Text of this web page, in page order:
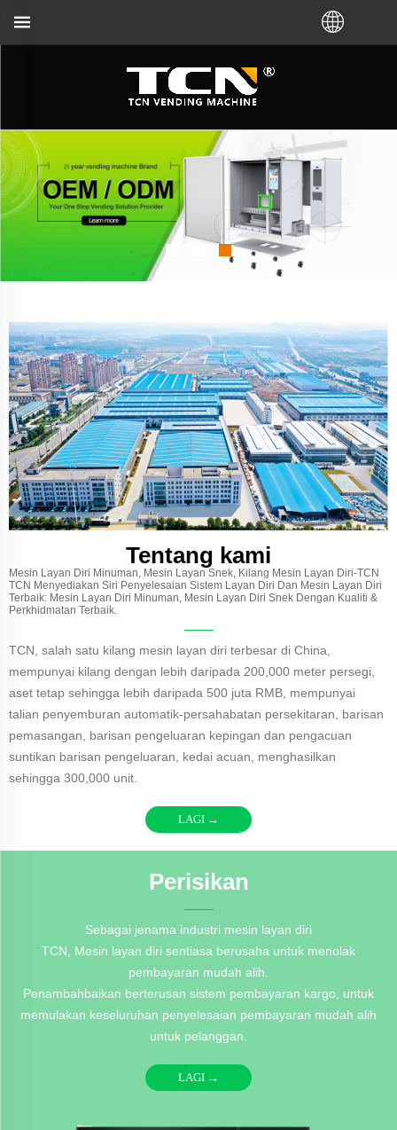
Tentang kami
Mesin Layan Diri Minuman, Mesin Layan Snek, Kilang Mesin Layan Diri-TCN
TCN Menyediakan Siri Penyelesaian Sistem Layan Diri Dan Mesin Layan Diri
Terbaik: Mesin Layan Diri Minuman, Mesin Layan Diri Snek Dengan Kualiti &
Perkhidmatan Terbaik.
TCN, salah satu kilang mesin layan diri terbesar di China,
mempunyai kilang dengan lebih daripada 200,000 meter persegi,
aset tetap sehingga lebih daripada 500 juta RMB, mempunyai
talian penyemburan automatik-persahabatan persekitaran, barisan
pemasangan, barisan pengeluaran kepingan dan pengacuan
suntikan barisan pengeluaran, kedai acuan, menghasilkan
sehingga 300,000 unit.
LAGI →
Perisikan
Sebagai jenama industri mesin layan diri
TCN, Mesin layan diri sentiasa berusaha untuk menolak
pembayaran mudah alih.
Penambahbaikan berterusan sistem pembayaran kargo, untuk
memulakan keseluruhan penyelesaian pembayaran mudah alih
untuk pelanggan.
LAGI →
pengedar tempatan. Hubungi kami:+86-731-